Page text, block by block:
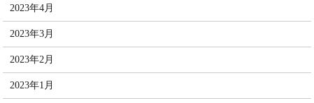
2023年4月
2023年3月
2023年2月
2023年1月